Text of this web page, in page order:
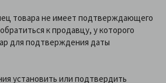
товара не имеет подтверждающего
к продавцу, у которого
для подтверждения даты
установить или подтвердить